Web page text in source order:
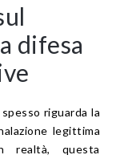
difesa
riguarda la
legittima
realtà, questa